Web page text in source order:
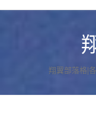
翔翼部落格|